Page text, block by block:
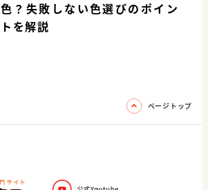
色？失敗しない色選びのポイン
トを解説
ページトップ